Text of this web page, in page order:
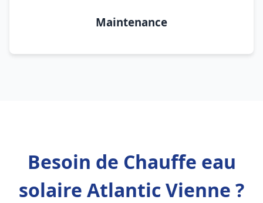
Maintenance
Besoin de Chauffe eau
solaire Atlantic Vienne ?